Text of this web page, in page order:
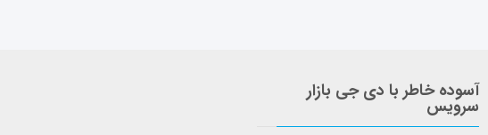
آسوده خاطر با دی جی بازار
سرویس